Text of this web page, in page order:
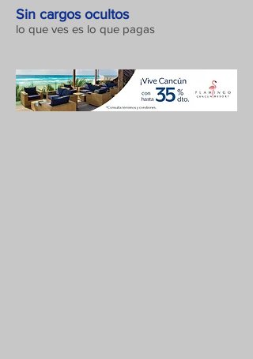
Sin cargos ocultos
lo que ves es lo que pagas